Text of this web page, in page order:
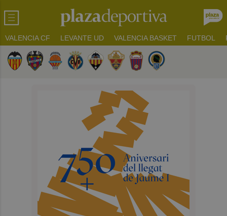
VALENCIA CF LEVANTE UD VALENCIA BASKET FUTBOL